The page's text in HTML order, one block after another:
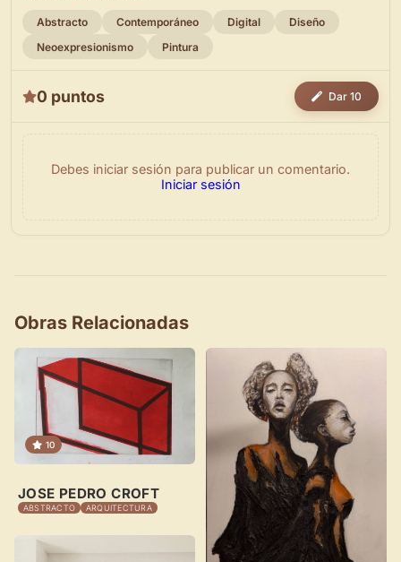
Abstracto Contemporáneo Digital
Diseño
Neoexpresionismo
Pintura
0 puntos Dar 10
Debes iniciar sesión para publicar un comentario.
Iniciar sesión
Obras Relacionadas
10
JOSE PEDRO CROFT
ABSTRACTO ARQUITECTURA
Novedad: Tu Panel de Usuario